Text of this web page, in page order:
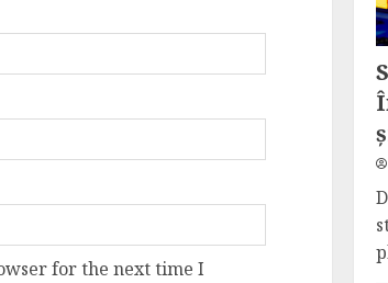
for the next time I